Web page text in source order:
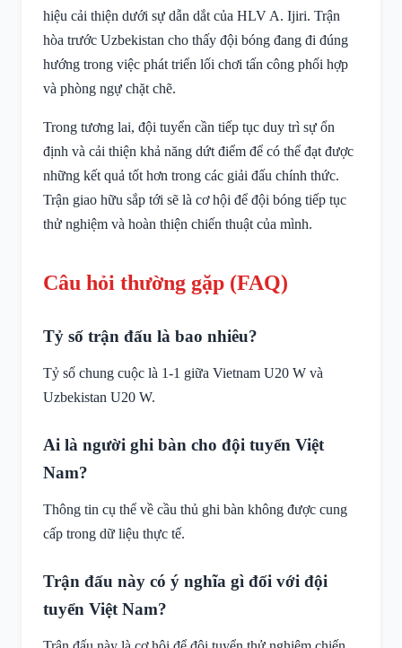
hiệu cải thiện dưới sự dẫn dắt của HLV A. Ijiri. Trận
hòa trước Uzbekistan cho thấy đội bóng đang đi đúng
hướng trong việc phát triển lối chơi tấn công phối hợp
và phòng ngự chặt chẽ.
Trong tương lai, đội tuyển cần tiếp tục duy trì sự ổn
định và cải thiện khả năng dứt điểm để có thể đạt được
những kết quả tốt hơn trong các giải đấu chính thức.
Trận giao hữu sắp tới sẽ là cơ hội để đội bóng tiếp tục
thử nghiệm và hoàn thiện chiến thuật của mình.
Câu hỏi thường gặp (FAQ)
Tỷ số trận đấu là bao nhiêu?
Tỷ số chung cuộc là 1-1 giữa Vietnam U20 W và
Uzbekistan U20 W.
Ai là người ghi bàn cho đội tuyển Việt
Nam?
Thông tin cụ thể về cầu thủ ghi bàn không được cung
cấp trong dữ liệu thực tế.
Trận đấu này có ý nghĩa gì đối với đội
tuyển Việt Nam?